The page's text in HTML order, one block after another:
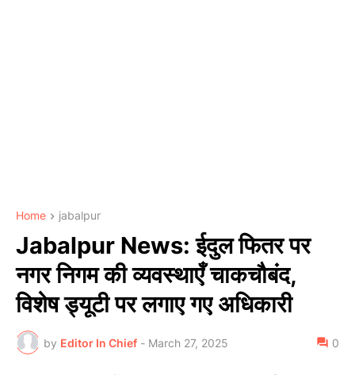
Home jabalpur
Jabalpur News: ईदुल फितर पर
नगर निगम की व्यवस्थाएँ चाकचौबंद,
विशेष ड्यूटी पर लगाए गए अधिकारी
by Editor In Chief - March 27, 2025 0